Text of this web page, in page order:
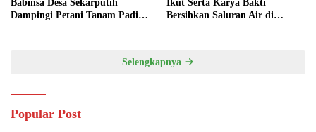
Babinsa Desa Sekarputih
Dampingi Petani Tanam Padi,
Ikut Serta Karya Bakti
Bersihkan Saluran Air di
Selengkapnya
Popular Post